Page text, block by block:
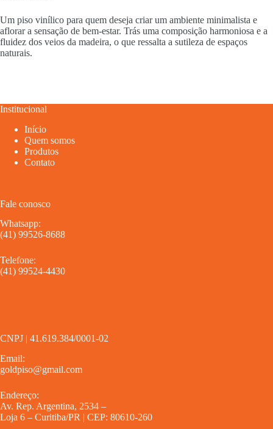
Um piso vinílico para quem deseja criar um ambiente minimalista e
aflorar a sensação de bem-estar. Trás uma composição harmoniosa e a
fluidez dos veios da madeira, o que ressalta a sutileza de espaços
naturais.
Institucional
Início
Quem somos
Produtos
Contato
Fale conosco
Whatsapp:
(41) 99526-8688
Telefone:
(41) 99524-4430
CNPJ | 41.619.384/0001-02
Email:
goldpiso@gmail.com
Endereço:
Av. Rep. Argentina, 2534 –
Loja 6 – Curitiba/PR | CEP: 80610-260